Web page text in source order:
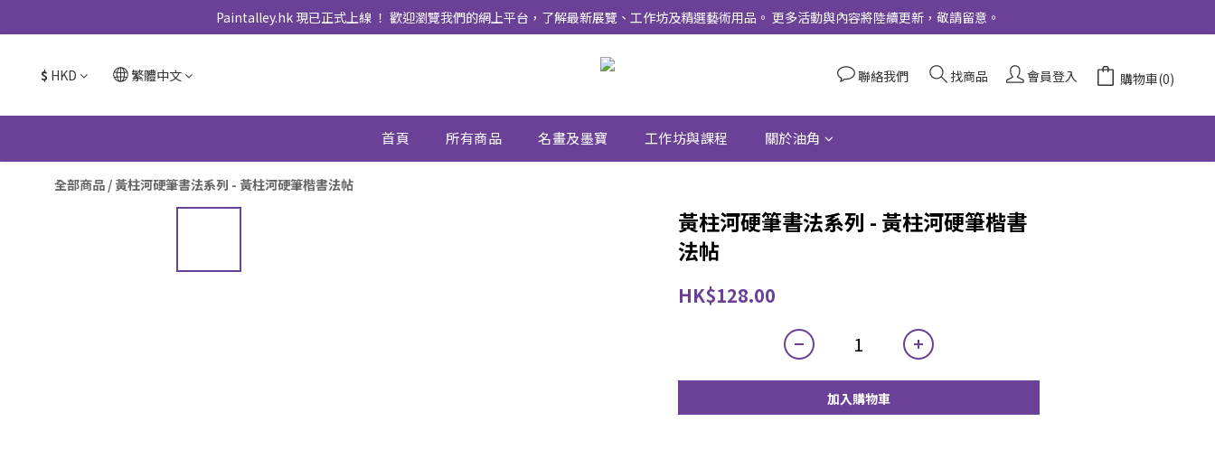
Paintalley.hk 現已正式上線 ！ 歡迎瀏覽我們的網上平台，了解最新展覽、工作坊及精選藝術用品。 更多活動與內容將陸續更新，敬請留意。
$ HKD 繁體中文 聯絡我們 找商品 會員登入 購物車(0)
首頁 所有商品 名畫及墨寶 工作坊與課程 關於油角
全部商品 / 黃柱河硬筆書法系列 - 黃柱河硬筆楷書法帖
黃柱河硬筆書法系列 - 黃柱河硬筆楷書
法帖
HK$128.00
加入購物車